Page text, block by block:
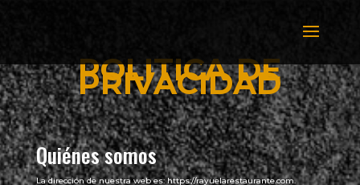
POLITICA DE
PRIVACIDAD
Quiénes somos
La dirección de nuestra web es: https://rayuelarestaurante.com.